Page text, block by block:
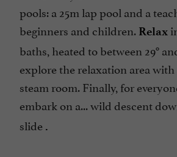
pools: a 25m lap pool and a
beginners and children. Relax
baths, heated to between 29°
explore therelaxation areawith
steam room. Finally, for
embark on a...wild descent
slide .